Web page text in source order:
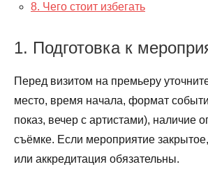
8. Чего стоит избегать
1. Подготовка к
Перед визитом на премьеру
место, время начала, формат
показ, вечер с артистами), наличие
съёмке. Если мероприятие
или аккредитация обязательны.